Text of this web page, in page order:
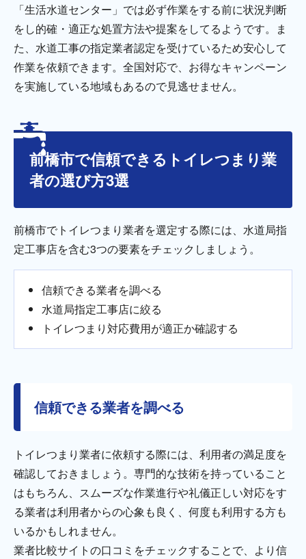
「生活水道センター」では必ず作業をする前に状況判断
をし的確・適正な処置方法や提案をしてるようです。ま
た、水道工事の指定業者認定を受けているため安心して
作業を依頼できます。全国対応で、お得なキャンペーン
を実施している地域もあるので見逃せません。
前橋市で信頼できるトイレつまり業
者の選び方3選
前橋市でトイレつまり業者を選定する際には、水道局指
定工事店を含む3つの要素をチェックしましょう。
信頼できる業者を調べる
水道局指定工事店に絞る
トイレつまり対応費用が適正か確認する
信頼できる業者を調べる
トイレつまり業者に依頼する際には、利用者の満足度を
確認しておきましょう。専門的な技術を持っていること
はもちろん、スムーズな作業進行や礼儀正しい対応をす
る業者は利用者からの心象も良く、何度も利用する方も
いるかもしれません。
業者比較サイトの口コミをチェックすることで、より信